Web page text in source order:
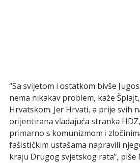
“Sa svijetom i ostatkom bivše
nema nikakav problem, kaže
Hrvatskom. Jer Hrvati, a prije svih
orijentirana vladajuća stranka
primarno s komunizmom i
fašističkim ustašama napravili
kraju Drugog svjetskog rata”, piše